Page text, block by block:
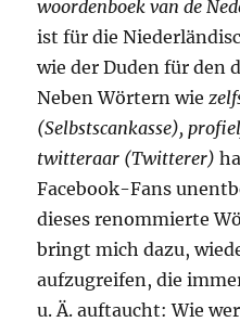
woordenboek van de
ist für die
wie der Duden für den
Neben Wörtern wie
(Selbstscankasse),
twitteraar (Twitterer)
Facebook-Fans
dieses renommierte
bringt mich dazu,
aufzugreifen, die
u. Ä. auftaucht: Wie